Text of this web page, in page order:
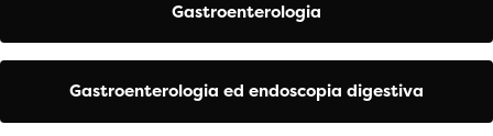
Gastroenterologia
Gastroenterologia ed endoscopia digestiva